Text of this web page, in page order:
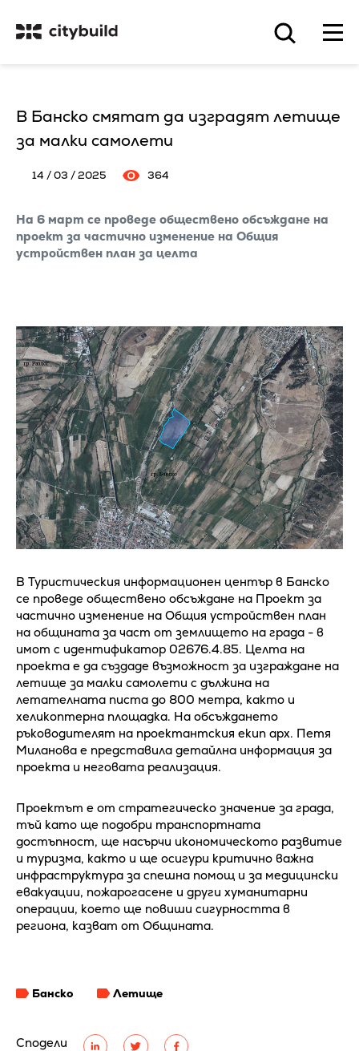
Сподели
В Банско смятат да изградят летище
за малки самолети
14 / 03 / 2025 364
На 6 март се проведе обществено обсъждане на
проект за частично изменение на Общия
устройствен план за целта
В Туристическия информационен център в Банско
се проведе обществено обсъждане на Проект за
частично изменение на Общия устройствен план
на общината за част от землището на града - в
имот с идентификатор 02676.4.85. Целта на
проекта е да създаде възможност за изграждане на
летище за малки самолети с дължина на
летателната писта до 800 метра, както и
хеликоптерна площадка. На обсъждането
ръководителят на проектантския екип арх. Петя
Миланова е представила детайлна информация за
проекта и неговата реализация.
Проектът е от стратегическо значение за града,
тъй като ще подобри транспортната
достъпност, ще насърчи икономическото развитие
и туризма, както и ще осигури критично важна
инфраструктура за спешна помощ и за медицински
евакуации, пожарогасене и други хуманитарни
операции, което ще повиши сигурността в
региона, казват от Общината.
Банско Летище